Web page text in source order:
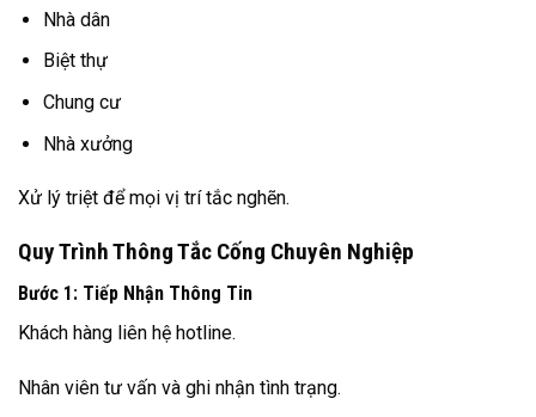
Nhà dân
Biệt thự
Chung cư
Nhà xưởng
Xử lý triệt để mọi vị trí tắc nghẽn.
Quy Trình Thông Tắc Cống Chuyên Nghiệp
Bước 1: Tiếp Nhận Thông Tin
Khách hàng liên hệ hotline.
Nhân viên tư vấn và ghi nhận tình trạng.